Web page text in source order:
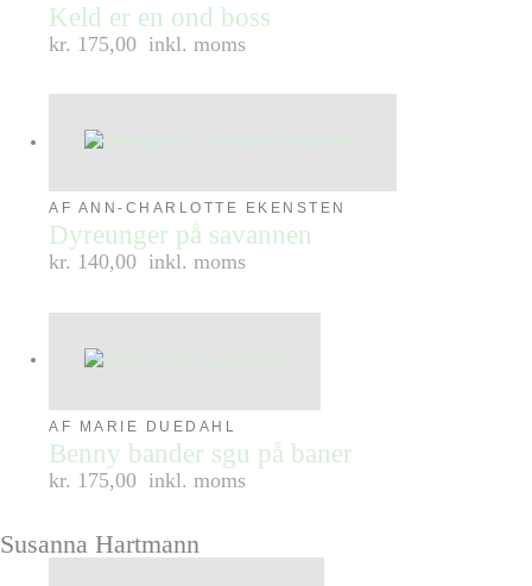
Keld er en ond boss
kr. 175,00 inkl. moms
AF ANN-CHARLOTTE EKENSTEN
Dyreunger på savannen
kr. 140,00 inkl. moms
AF MARIE DUEDAHL
Benny bander sgu på baner
kr. 175,00 inkl. moms
Susanna Hartmann